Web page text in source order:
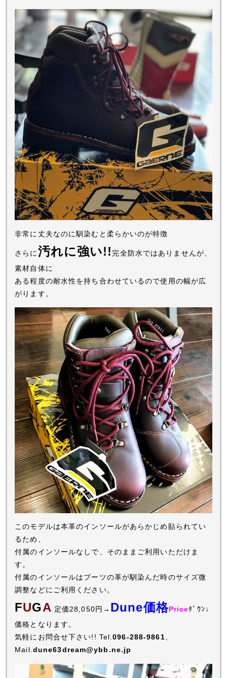
非常に丈夫なのに馴染むと柔らかいのが特徴
さらに 汚れに強い!! 完全防水ではありませんが、
素材自体に
ある程度の耐水性を持ち合わせているので使用の幅が広
がります。
このモデルは本革のインソールがあらかじめ貼られてい
るため、
付属のインソールなしで、そのままご利用いただけま
す。
付属のインソールはブーツの革が馴染んだ時のサイズ微
調整などにご利用ください。
FUGA 定価28,050円→ Dune価格Priceﾀﾞｳﾝ↓
価格となります。
気軽にお問合せ下さい!! Tel.096-288-9861、
Mail.dune63dream@ybb.ne.jp